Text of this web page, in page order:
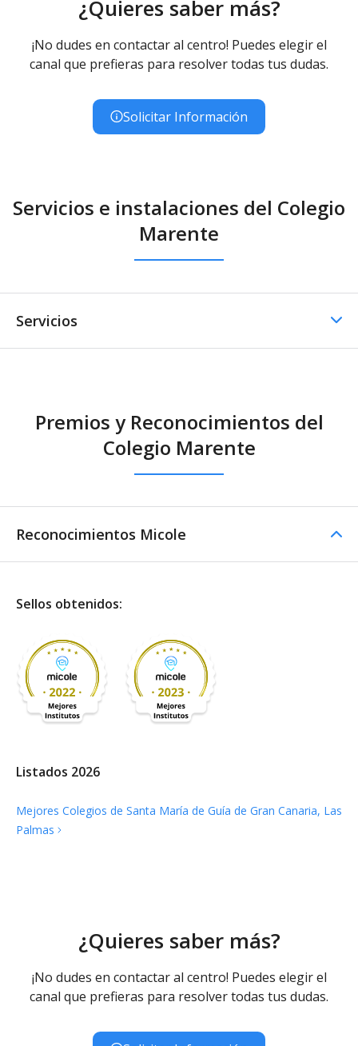
¿Quieres saber más?
¡No dudes en contactar al centro! Puedes elegir el
canal que prefieras para resolver todas tus dudas.
Solicitar Información
Servicios e instalaciones del Colegio
Marente
Servicios
Comedor - Catering
Premios y Reconocimientos del
Colegio Marente
Reconocimientos Micole
Sellos obtenidos:
Listados 2026
Mejores Colegios de Santa María de Guía de Gran Canaria, Las
Palmas
¿Quieres saber más?
¡No dudes en contactar al centro! Puedes elegir el
canal que prefieras para resolver todas tus dudas.